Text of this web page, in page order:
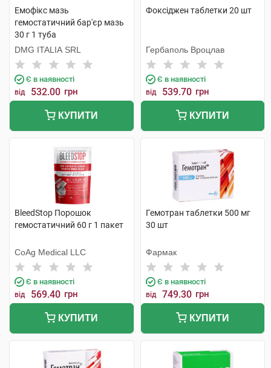
Емофікс мазь
гемостатичний бар'єр мазь
30 г 1 туба
DMG ITALIA SRL
Є в наявності
від 532.00 грн
КУПИТИ
Фоксіджен таблетки 20 шт
Гербаполь Вроцлав
Є в наявності
від 539.70 грн
КУПИТИ
BleedStop Порошок
гемостатичний 60 г 1 пакет
CoAg Medical LLC
Є в наявності
від 569.40 грн
КУПИТИ
Гемотран таблетки 500 мг
30 шт
Фармак
Є в наявності
від 749.30 грн
КУПИТИ